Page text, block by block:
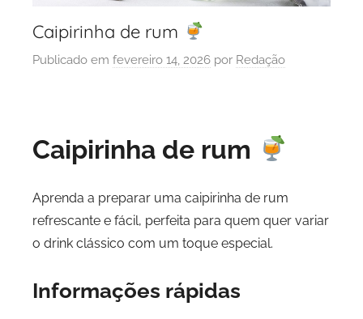
Caipirinha de rum
Publicado em fevereiro 14, 2026 por Redação
Caipirinha de rum
Aprenda a preparar uma caipirinha de rum
refrescante e fácil, perfeita para quem quer variar
o drink clássico com um toque especial.
Informações rápidas